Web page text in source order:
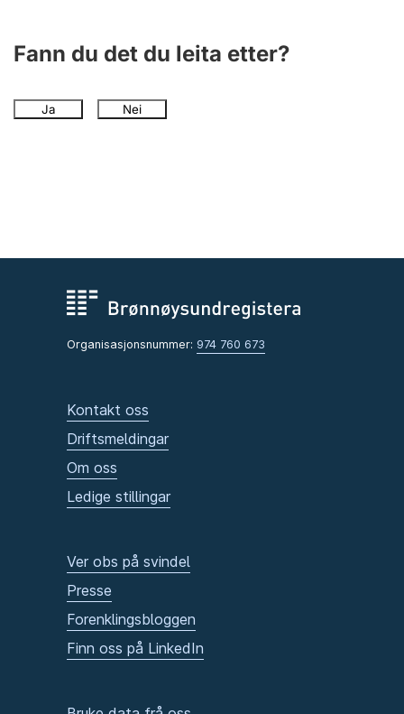
Fann du det du leita etter?
Ja Nei
Organisasjonsnummer: 974 760 673
Kontakt oss
Driftsmeldingar
Om oss
Ledige stillingar
Ver obs på svindel
Presse
Forenklingsbloggen
Finn oss på LinkedIn